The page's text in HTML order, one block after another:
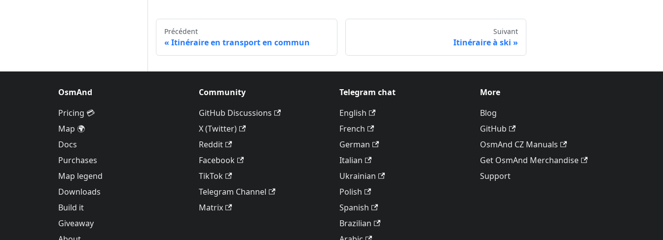
Précédent
Itinéraire en transport en commun
Suivant
Itinéraire à ski
OsmAnd
Pricing 💳
Map 🌍
Docs
Purchases
Map legend
Downloads
Build it
Giveaway
Community
GitHub Discussions
X (Twitter)
Reddit
Facebook
TikTok
Telegram Channel
Matrix
Telegram chat
English
French
German
Italian
Ukrainian
Polish
Spanish
Brazilian
More
Blog
GitHub
OsmAnd CZ Manuals
Get OsmAnd Merchandise
Support